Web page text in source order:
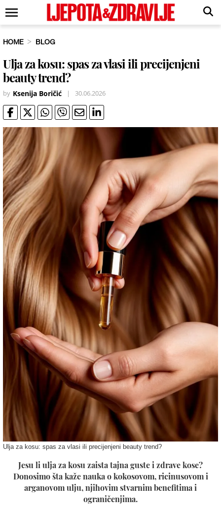
HOME BLOG
Ulja za kosu: spas za vlasi ili precijenjeni
beauty trend?
by Ksenija Boričić | 30.06.2026
Ulja za kosu: spas za vlasi ili precijenjeni beauty trend?
Jesu li ulja za kosu zaista tajna guste i zdrave kose?
Donosimo šta kaže nauka o kokosovom, ricinusovom i
arganovom ulju, njihovim stvarnim benefitima i
ograničenjima.